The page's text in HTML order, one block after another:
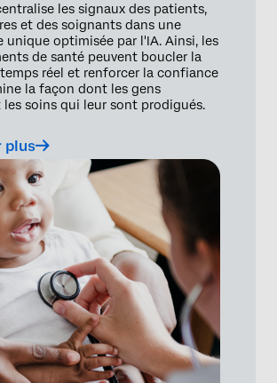
les signaux des patients,
et des soignants dans une
unique optimisée par l'IA. Ainsi, les
de santé peuvent boucler la
réel et renforcer la confiance
la façon dont les gens
les soins qui leur sont prodigués.
plus